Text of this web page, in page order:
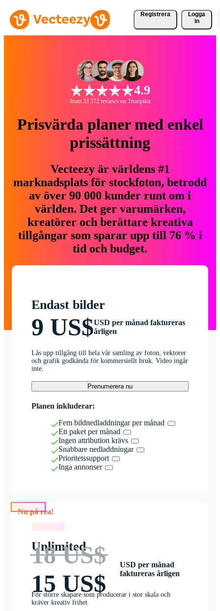
Registrera
Logga
in
4.9
from 33 572 reviews on Trustpilot
Prisvärda planer med enkel
prissättning
Vecteezy är världens #1
marknadsplats för stockfoton, betrodd
av över 90 000 kunder runt om i
världen. Det ger varumärken,
kreatörer och berättare kreativa
tillgångar som sparar upp till 76 % i
tid och budget.
Endast bilder
9 US$USD per månad faktureras
årligen
Lås upp tillgång till hela vår samling av foton, vektorer
och grafik godkända för kommersiellt bruk. Video ingår
inte.
Prenumerera nu
Planen inkluderar:
Fem bildnedladdningar per månad
Ett paket per månad
Ingen attribution krävs
Snabbare nedladdningar
Prioritetssupport
Inga annonser
Nu på rea!
Unlimited
18 US$
15 US$
USD per månad
faktureras årligen
För större skapare som producerar i stor skala och
kräver kreativ frihet